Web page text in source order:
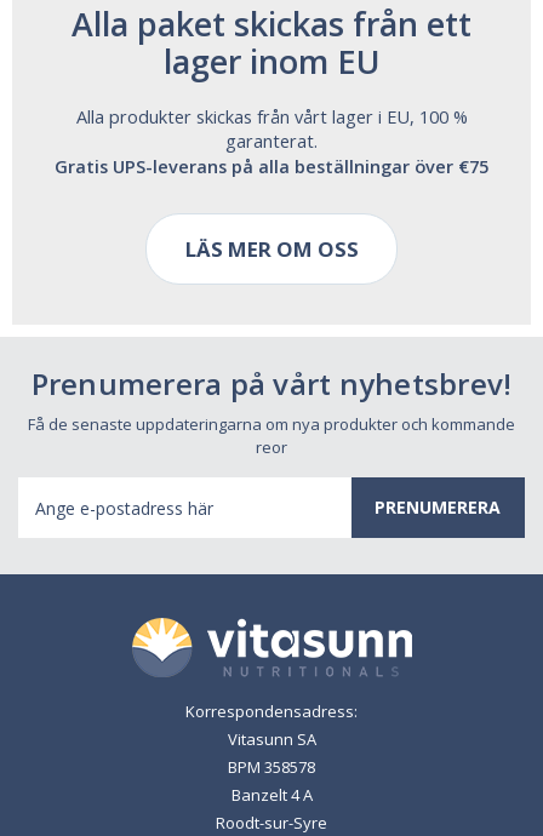
Alla paket skickas från ett
lager inom EU
Alla produkter skickas från vårt lager i EU, 100 %
garanterat.
Gratis UPS-leverans på alla beställningar över €75
LÄS MER OM OSS
Prenumerera på vårt nyhetsbrev!
Få de senaste uppdateringarna om nya produkter och kommande
reor
postadress
Korrespondensadress:
Vitasunn SA
BPM 358578
Banzelt 4 A
Roodt-sur-Syre